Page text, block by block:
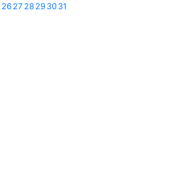
26 27 28 29 30 31